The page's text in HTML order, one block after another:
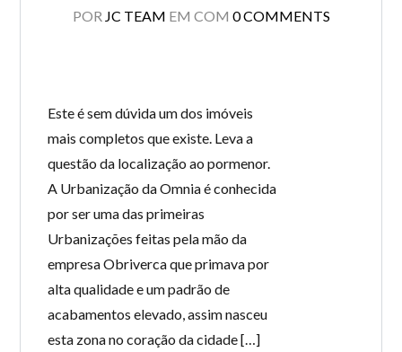
POR JC TEAM EM COM 0 COMMENTS
Este é sem dúvida um dos imóveis
mais completos que existe. Leva a
questão da localização ao pormenor.
A Urbanização da Omnia é conhecida
por ser uma das primeiras
Urbanizações feitas pela mão da
empresa Obriverca que primava por
alta qualidade e um padrão de
acabamentos elevado, assim nasceu
esta zona no coração da cidade […]